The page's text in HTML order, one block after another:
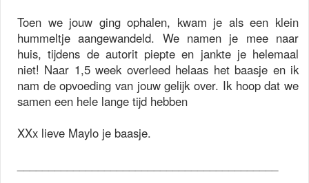
Toen we jouw ging ophalen, kwam je als een klein
hummeltje aangewandeld. We namen je mee naar
huis, tijdens de autorit piepte en jankte je helemaal
niet! Naar 1,5 week overleed helaas het baasje en ik
nam de opvoeding van jouw gelijk over. Ik hoop dat we
samen een hele lange tijd hebben
XXx lieve Maylo je baasje.